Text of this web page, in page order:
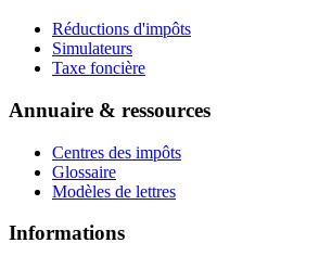
Réductions d'impôts
Simulateurs
Taxe foncière
Annuaire & ressources
Centres des impôts
Glossaire
Modèles de lettres
Informations